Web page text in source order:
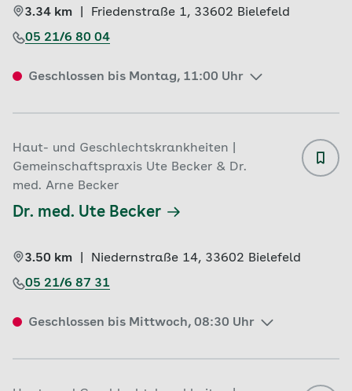
3.34 km Friedenstraße 1, 33602 Bielefeld
05 21/6 80 04
Geschlossen bis Montag, 11:00 Uhr
Haut- und Geschlechtskrankheiten |
Gemeinschaftspraxis Ute Becker & Dr.
med. Arne Becker
Dr. med. Ute Becker
3.50 km Niedernstraße 14, 33602 Bielefeld
05 21/6 87 31
Geschlossen bis Mittwoch, 08:30 Uhr